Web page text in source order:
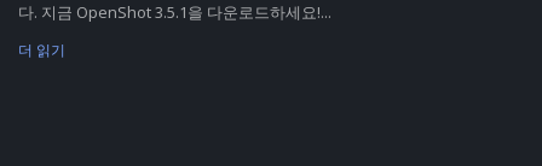
다. 지금 OpenShot 3.5.1을 다운로드하세요!...
더 읽기